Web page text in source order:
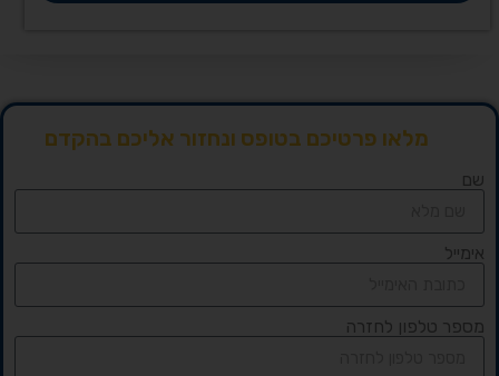
מלאו פרטיכם בטופס ונחזור אליכם בהקדם
שם
אימייל
מספר טלפון לחזרה